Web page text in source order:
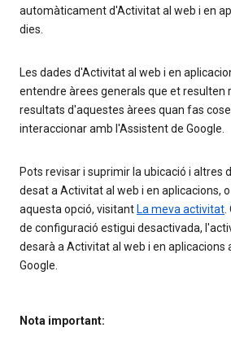
automàticament d'Activitat al web i en
dies.
Les dades d'Activitat al web i en
entendre àrees generals que et resulten
resultats d'aquestes àrees quan fas
interaccionar amb l'Assistent de Google.
Pots revisar i suprimir la ubicació i altres
desat a Activitat al web i en aplicacions,
aquesta opció, visitant La meva activitat.
de configuració estigui desactivada,
desarà a Activitat al web i en aplicacions
Google.
Nota important: